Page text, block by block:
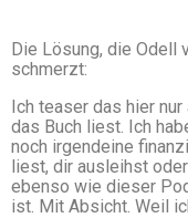
Die Lösung, die
schmerzt:
Ich teaser das hier nur
das Buch liest. Ich
noch irgendeine
liest, dir ausleihst
ebenso wie dieser
ist. Mit Absicht. Weil